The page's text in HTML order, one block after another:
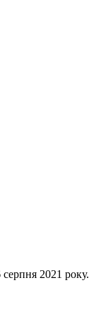
серпня 2021 року.